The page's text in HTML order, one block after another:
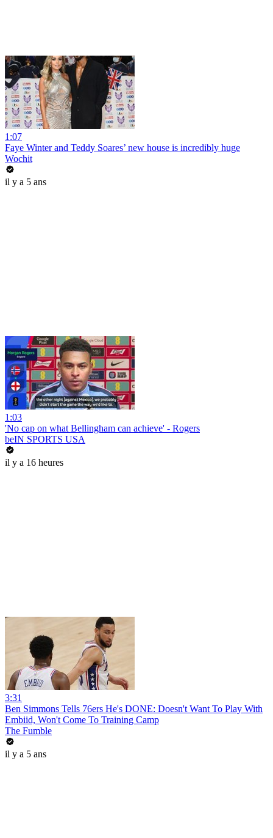
1:07
Faye Winter and Teddy Soares’ new house is incredibly huge
Wochit
il y a 5 ans
1:03
'No cap on what Bellingham can achieve' - Rogers
beIN SPORTS USA
il y a 16 heures
3:31
Ben Simmons Tells 76ers He's DONE: Doesn't Want To Play With
Embiid, Won't Come To Training Camp
The Fumble
il y a 5 ans